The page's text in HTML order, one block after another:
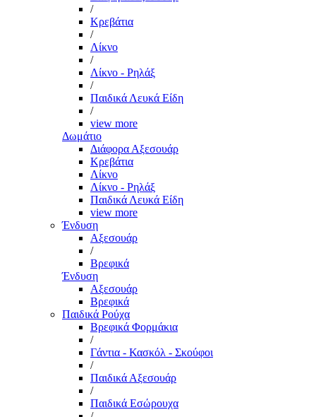
/
Κρεβάτια
/
Λίκνο
/
Λίκνο - Ρηλάξ
/
Παιδικά Λευκά Είδη
/
view more
Δωμάτιο
Διάφορα Αξεσουάρ
Κρεβάτια
Λίκνο
Λίκνο - Ρηλάξ
Παιδικά Λευκά Είδη
view more
Ένδυση
Αξεσουάρ
/
Βρεφικά
Ένδυση
Αξεσουάρ
Βρεφικά
Παιδικά Ρούχα
Βρεφικά Φορμάκια
/
Γάντια - Κασκόλ - Σκούφοι
/
Παιδικά Αξεσουάρ
/
Παιδικά Εσώρουχα